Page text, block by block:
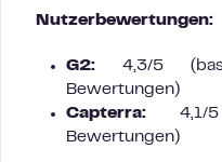
Nutzerbewertungen:
G2: 4,3/5
Bewertungen)
Capterra: 4,1/5
Bewertungen)